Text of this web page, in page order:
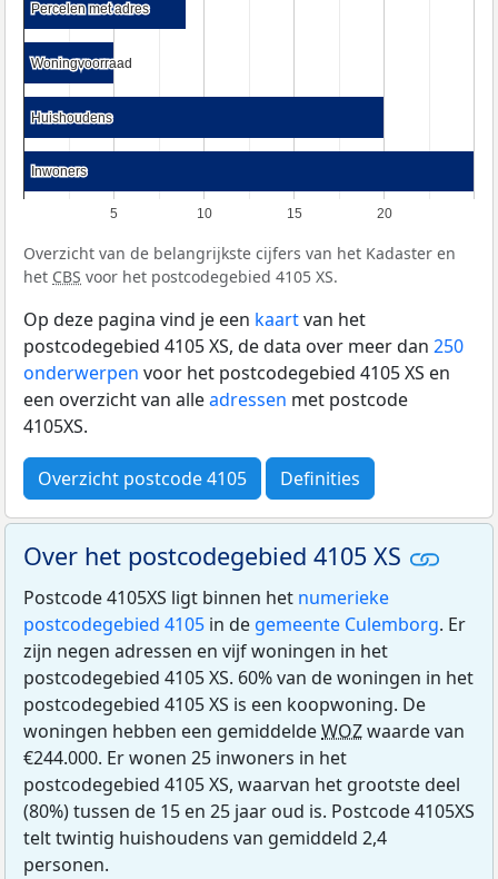
5 10 15 20
Percelen met adres
Percelen met adres
Woningvoorraad
Woningvoorraad
Huishoudens
Huishoudens
Inwoners
Inwoners
Overzicht van de belangrijkste cijfers van het Kadaster en
het CBS voor het postcodegebied 4105 XS.
Op deze pagina vind je een kaartvan het
postcodegebied 4105 XS, de data over meer dan 250
onderwerpen voor het postcodegebied 4105 XS en
een overzicht van alleadressen met postcode
4105XS.
Overzicht postcode 4105 Definities
Over het postcodegebied 4105 XS
Postcode 4105XS ligt binnen het numerieke
postcodegebied 4105 in de gemeente Culemborg. Er
zijn negen adressen en vijf woningen in het
postcodegebied 4105 XS. 60% van de woningen in het
postcodegebied 4105 XS is een koopwoning. De
woningen hebben een gemiddeldeWOZwaarde van
€244.000. Er wonen 25 inwoners in het
postcodegebied 4105 XS, waarvan het grootste deel
(80%) tussen de 15 en 25 jaar oud is. Postcode 4105XS
telt twintig huishoudens van gemiddeld 2,4
personen.